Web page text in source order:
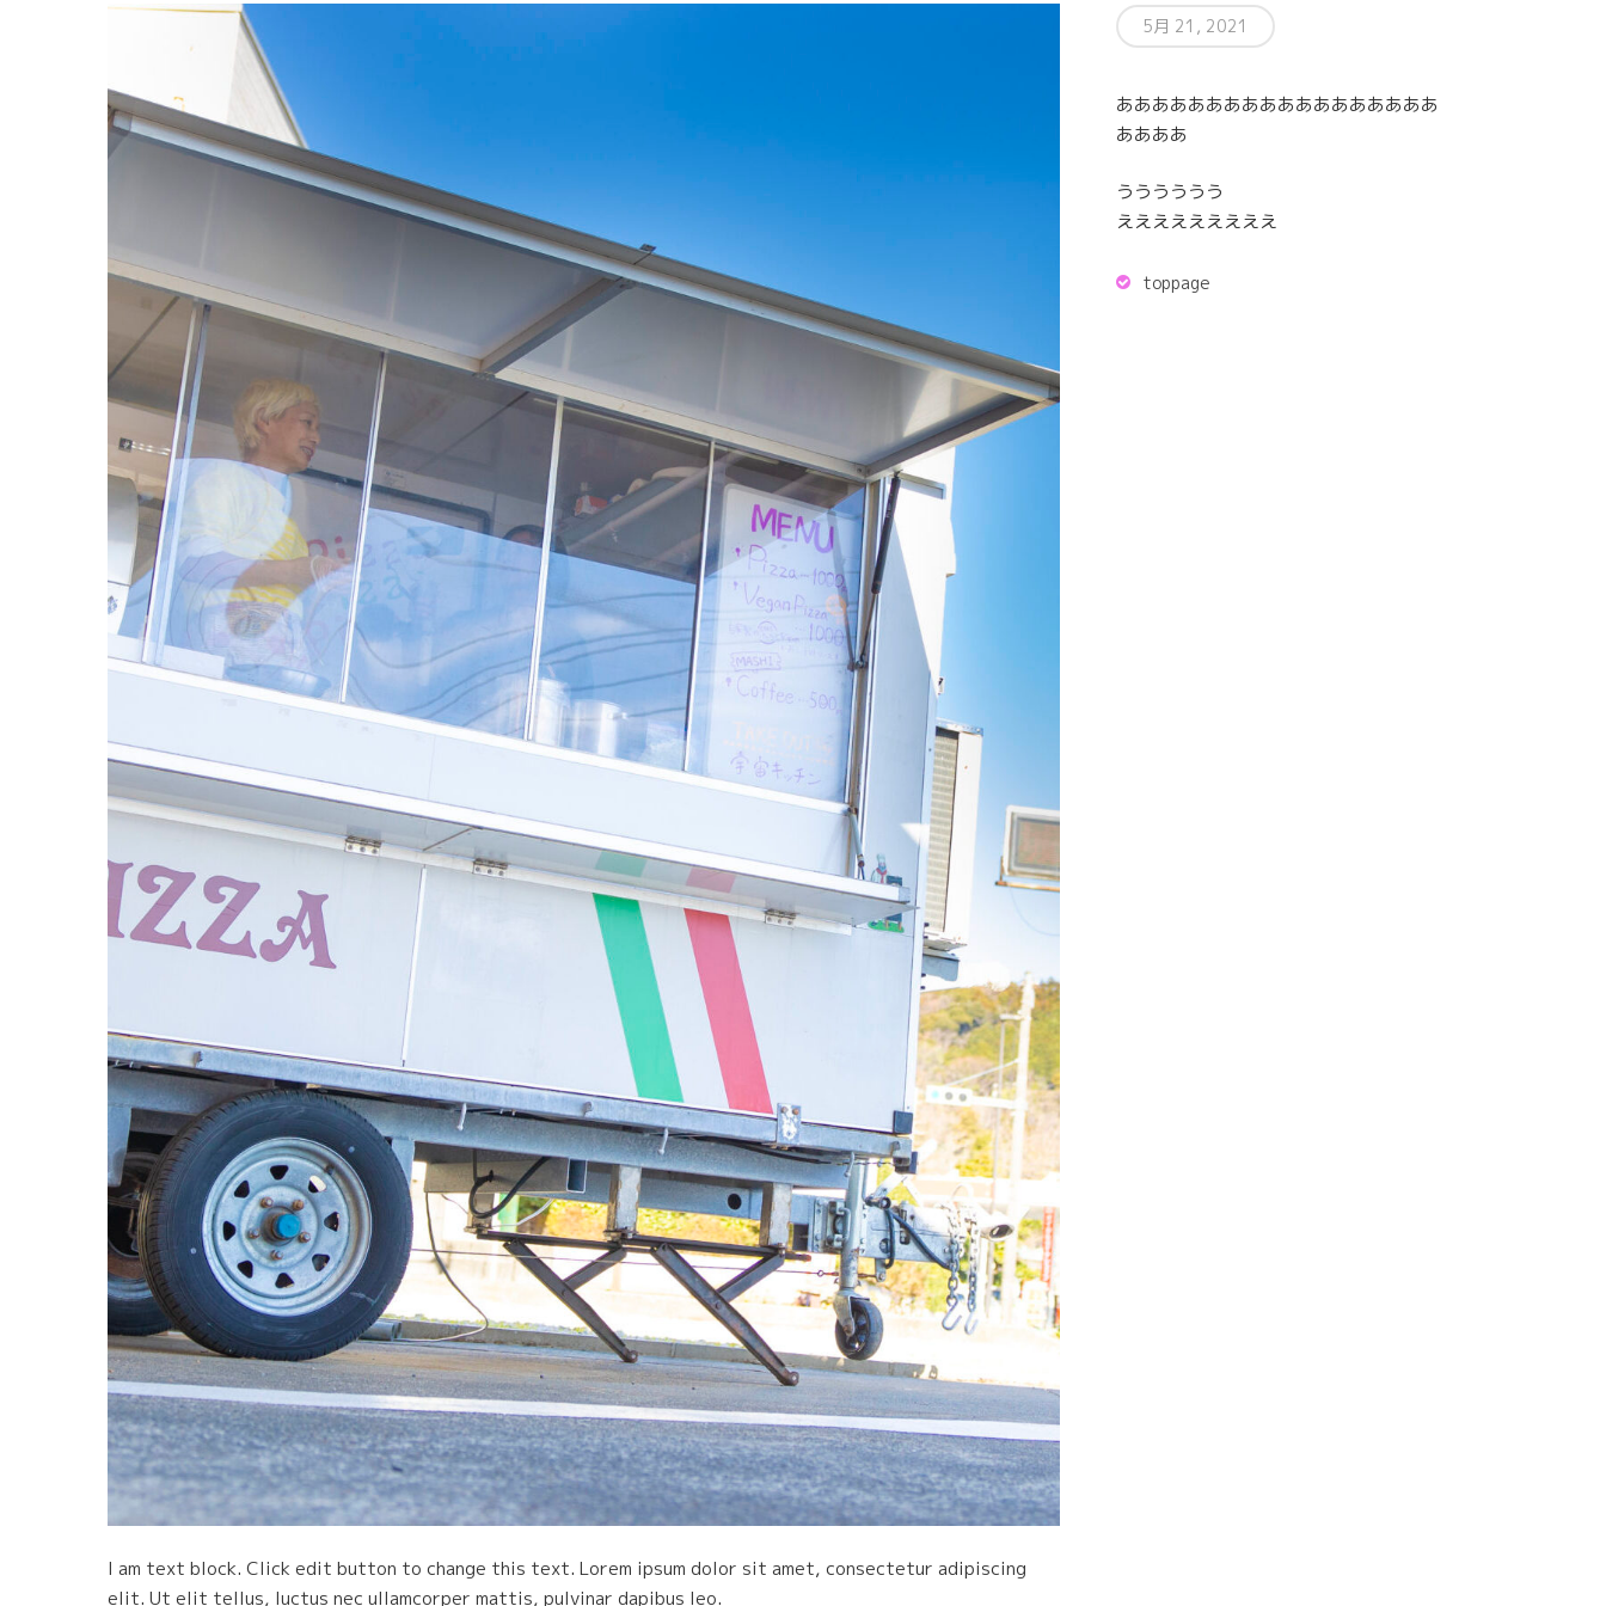
I am text block. Click edit button to change this text. Lorem ipsum dolor sit amet, consectetur adipiscing
elit. Ut elit tellus, luctus nec ullamcorper mattis, pulvinar dapibus leo.
5月 21, 2021
ああああああああああああああああああ
ああああ
うううううう
えええええええええ
toppage